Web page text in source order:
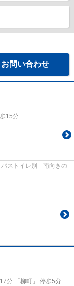
お問い合わせ
15分
ストイレ別 南向きの
17分 「柳町」 停歩5分